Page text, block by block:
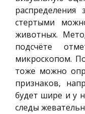
стертыми
животных.
подсчёте
микроскопом.
тоже можно
признаков,
будет шире и у
следы